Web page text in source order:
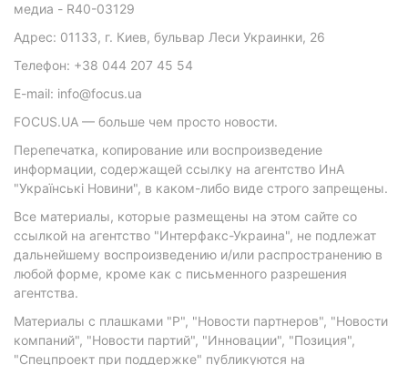
медиа - R40-03129
Адрес: 01133, г. Киев, бульвар Леси Украинки, 26
Телефон: +38 044 207 45 54
E-mail: info@focus.ua
FOCUS.UA — больше чем просто новости.
Перепечатка, копирование или воспроизведение
информации, содержащей ссылку на агентство ИнА
"Українські Новини", в каком-либо виде строго запрещены.
Все материалы, которые размещены на этом сайте со
ссылкой на агентство "Интерфакс-Украина", не подлежат
дальнейшему воспроизведению и/или распространению в
любой форме, кроме как с письменного разрешения
агентства.
Материалы с плашками "Р", "Новости партнеров", "Новости
компаний", "Новости партий", "Инновации", "Позиция",
"Спецпроект при поддержке" публикуются на